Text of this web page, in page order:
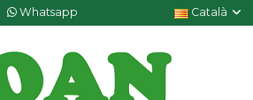
Whatsapp Català